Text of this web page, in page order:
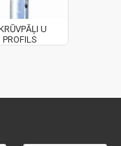
U
PROFILS